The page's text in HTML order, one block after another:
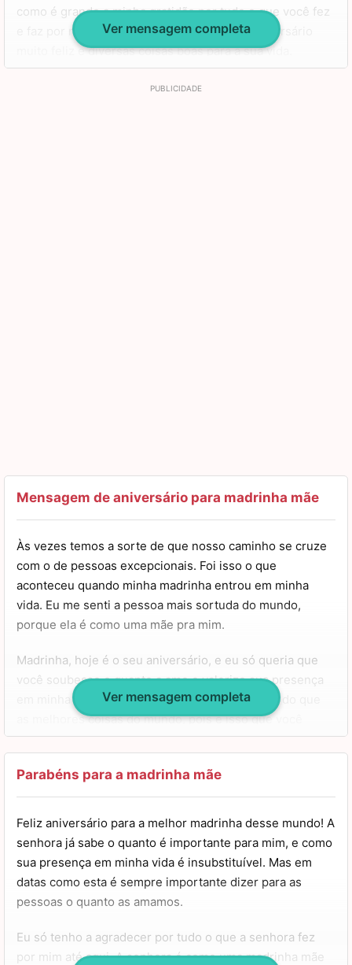
como é grande a minha gratidão por tudo o que você fez
e faz por mim. Também quero desejar um aniversário
muito feliz e diversas coisas boas para a sua vida.
Que sempre haja saúde, amor e alegria em abundância. E
Ver mensagem completa
Mensagem de aniversário para madrinha mãe
Às vezes temos a sorte de que nosso caminho se cruze
com o de pessoas excepcionais. Foi isso o que
aconteceu quando minha madrinha entrou em minha
vida. Eu me senti a pessoa mais sortuda do mundo,
porque ela é como uma mãe pra mim.
Madrinha, hoje é o seu aniversário, e eu só queria que
você soubesse o quanto a amo e valorizo sua presença
em minha vida. É impossível lhe desejar menos do que
as melhores coisas do mundo, pois é isso que você
merece.
Sempre uma mulher forte, guerreira e batalhadora…
você é minha inspiração de vida. Espero poder retribuir
vida. Tenha um aniversário muito iluminado, madrinha, e
repleto de bênçãos. Meus parabéns!
Ver mensagem completa
Parabéns para a madrinha mãe
Feliz aniversário para a melhor madrinha desse mundo! A
senhora já sabe o quanto é importante para mim, e como
sua presença em minha vida é insubstituível. Mas em
datas como esta é sempre importante dizer para as
pessoas o quanto as amamos.
Eu só tenho a agradecer por tudo o que a senhora fez
por mim até aqui. A senhora é como uma madrinha mãe